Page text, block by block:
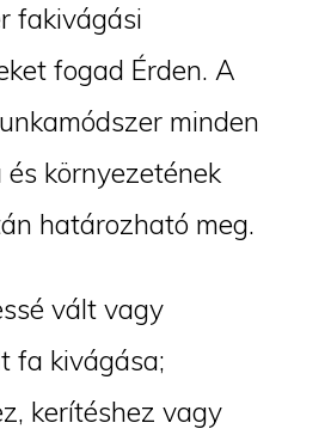
fakivágási
fogad Érden. A
minden
környezetének
határozható meg.
vált vagy
fa kivágása;
kerítéshez vagy